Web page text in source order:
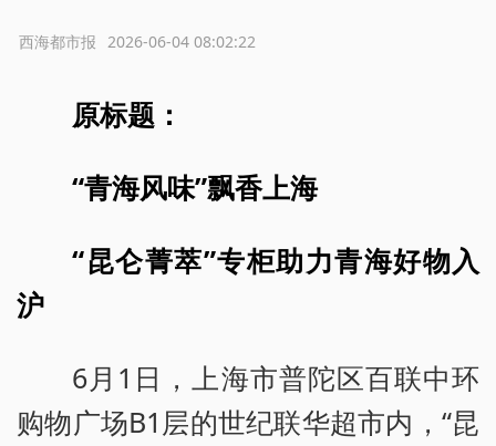
2026-06-04 08:02:22
西海都市报
原标题：
“青海风味”飘香上海
“昆仑菁萃”专柜助力青海好物入
沪
6月1日，上海市普陀区百联中环
购物广场B1层的世纪联华超市内，“昆